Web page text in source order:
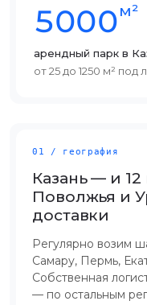
5000м²
арендный парк в
от 25 до 1250 м²
01 / география
Казань — и
Поволжья и
доставки
Регулярно возим
Самару, Пермь,
Собственная
— по остальным